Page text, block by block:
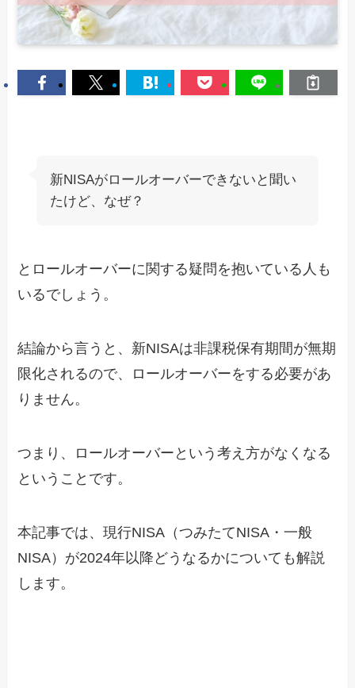
新NISAがロールオーバーできないと聞い
たけど、なぜ？
とロールオーバーに関する疑問を抱いている人も
いるでしょう。
結論から言うと、新NISAは非課税保有期間が無期
限化されるので、ロールオーバーをする必要があ
りません。
つまり、ロールオーバーという考え方がなくなる
ということです。
本記事では、現行NISA（つみたてNISA・一般
NISA）が2024年以降どうなるかについても解説
します。